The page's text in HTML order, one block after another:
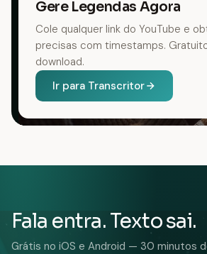
Gere Legendas Agora
Cole qualquer link do YouTube e
precisas com timestamps.
download.
Ir para Transcritor
Fala entra. Texto sai.
Grátis no iOS e Android — 30 minutos